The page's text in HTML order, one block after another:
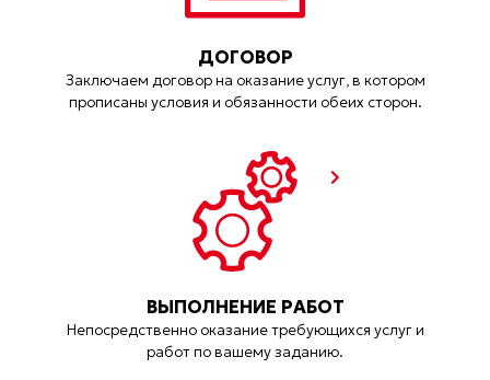
ДОГОВОР
Заключаем договор на оказание услуг, в котором
прописаны условия и обязанности обеих сторон.
ВЫПОЛНЕНИЕ РАБОТ
Непосредственно оказание требующихся услуг и
работ по вашему заданию.